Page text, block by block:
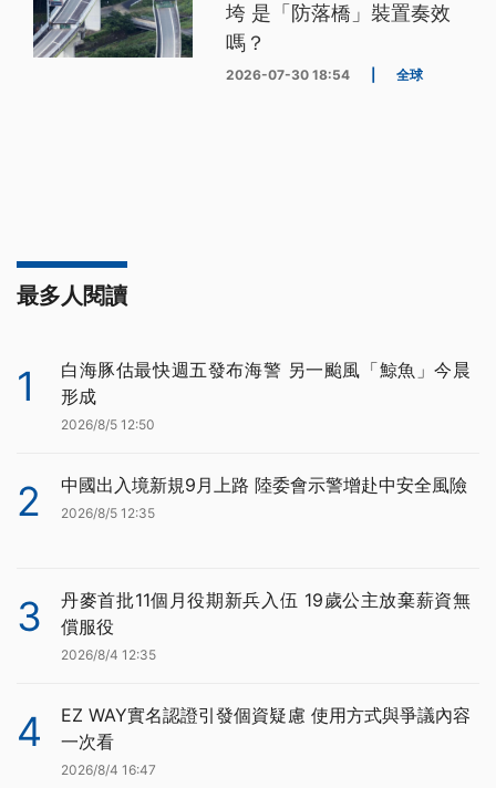
垮 是「防落橋」裝置奏效
嗎？
2026-07-30 18:54 全球
最多人閱讀
1
白海豚估最快週五發布海警 另一颱風「鯨魚」今晨
形成
2026/8/5 12:50
2 中國出入境新規9月上路 陸委會示警增赴中安全風險
2026/8/5 12:35
3
丹麥首批11個月役期新兵入伍 19歲公主放棄薪資無
償服役
2026/8/4 12:35
4
EZ WAY實名認證引發個資疑慮 使用方式與爭議內容
一次看
2026/8/4 16:47